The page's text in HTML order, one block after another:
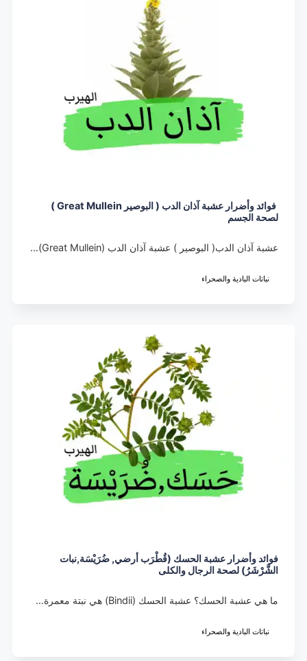
فوائد وأضرار عشبة آذان الدب ( البوصير Great Mullein )
لصحة الجسم
عشبة آذان الدب( البوصير ) عشبة آذان الدب (Great Mullein)…
نباتات البادية والصحراء
فوائد وأضرار عشبة الحسك (قُطْرَب أرضي, ضُرَيْسَة,نبات
الشَّرْشَرُ) لصحة الرجال والكلى
ما هي عشبة الحسك؟ عشبة الحسك (Bindii) هي نبتة معمرة…
نباتات البادية والصحراء